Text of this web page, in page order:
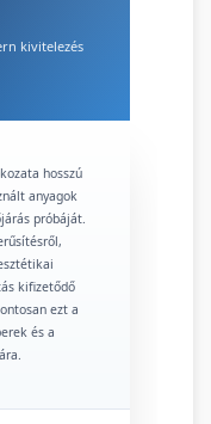
kivitelezés
hosszú
anyagok
próbáját.
kifizetődő
ezt a
és a